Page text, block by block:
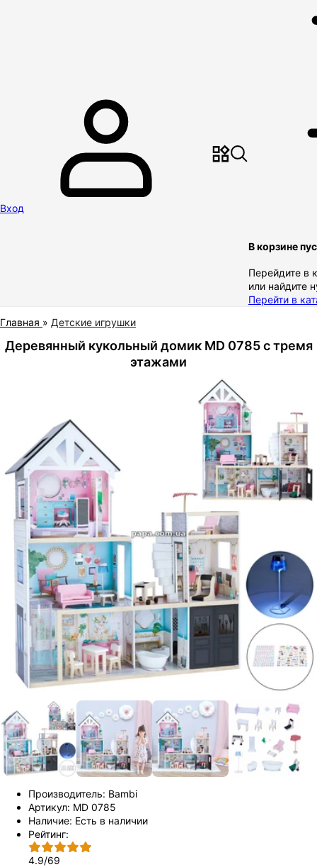
Вход
В корзине
Перейдите в
или найдите
Перейти в
Главная » Детские игрушки
Деревянный кукольный домик MD 0785 с тремя
этажами
Производитель: Bambi
Артикул: MD 0785
Наличие: Есть в наличии
Рейтинг:
4.9/69